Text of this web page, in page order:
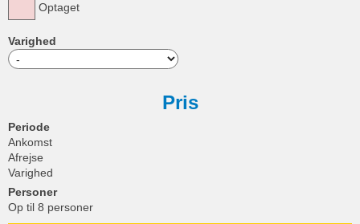
Optaget
Varighed
Pris
Periode
Ankomst
Afrejse
Varighed
Personer
Op til 8 personer